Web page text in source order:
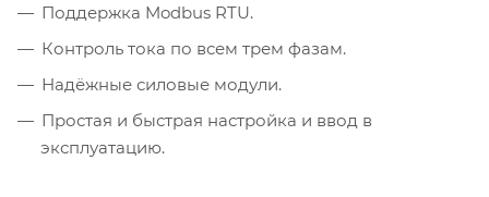
Поддержка Modbus RTU.
Контроль тока по всем трем фазам.
Надёжные силовые модули.
Простая и быстрая настройка и ввод в
эксплуатацию.